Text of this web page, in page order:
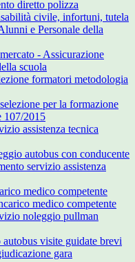
diretto polizza
civile, infortuni, tutela
e Personale della
- Assicurazione
scuola
formatori metodologia
per la formazione
107/2015
assistenza tecnica
autobus con conducente
servizio assistenza
medico competente
medico competente
noleggio pullman
visite guidate brevi
gara